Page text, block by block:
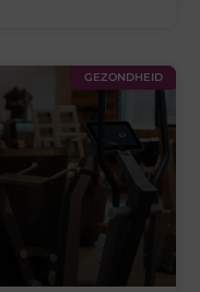
GEZONDHEID